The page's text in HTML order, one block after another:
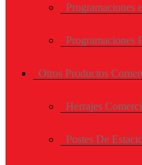
Programaciones
Programaciones
Otros Productos
Herrajes
Postes De